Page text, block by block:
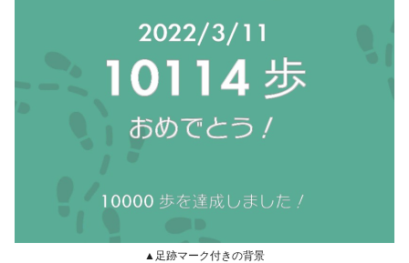
▲足跡マーク付きの背景